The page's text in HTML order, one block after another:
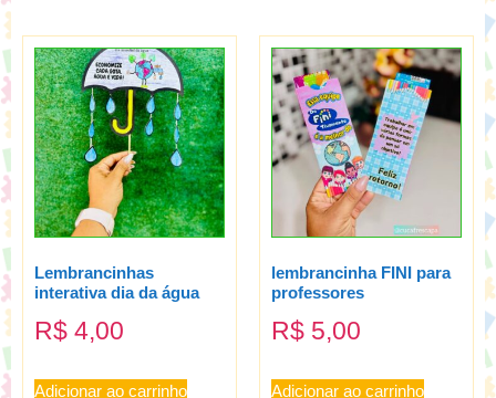
Lembrancinhas
interativa dia da água
R$ 4,00
Adicionar ao carrinho
lembrancinha FINI para
professores
R$ 5,00
Adicionar ao carrinho